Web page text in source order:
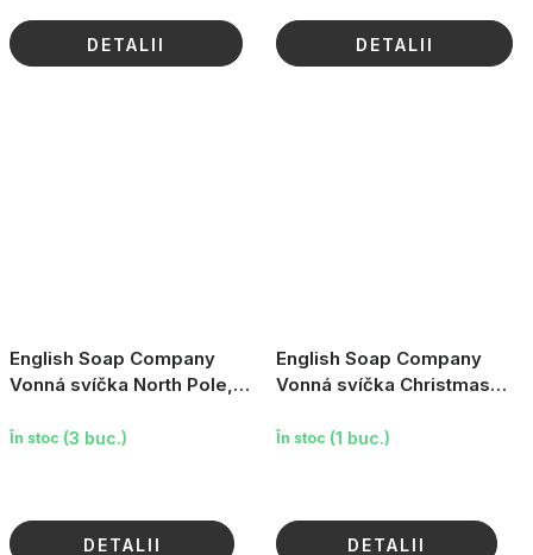
DETALII DETALII
English Soap Company
Vonná svíčka North Pole,
În stoc (3 buc.)
DETALII
English Soap Company
Vonná svíčka Christmas
Pomeranč, 170ml
În stoc (1 buc.)
DETALII